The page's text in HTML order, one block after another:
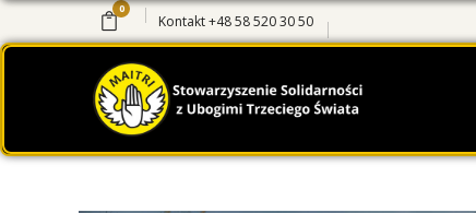
Kontakt+48 58 520 30 50
0